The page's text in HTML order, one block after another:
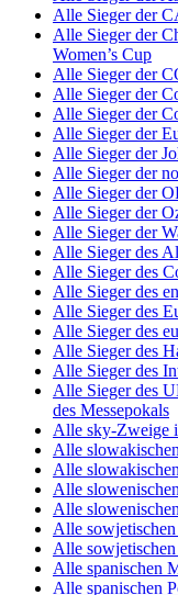
Alle Sieger der
Alle Sieger der
Women’s Cup
Alle Sieger der
Alle Sieger der
Alle Sieger der
Alle Sieger der
Alle Sieger der
Alle Sieger der
Alle Sieger der
Alle Sieger der
Alle Sieger der
Alle Sieger des
Alle Sieger des
Alle Sieger des
Alle Sieger des
Alle Sieger des
Alle Sieger des
Alle Sieger des
Alle Sieger des
des Messepokals
Alle sky-Zweige
Alle
Alle
Alle
Alle
Alle
Alle
Alle spanischen
Alle spanischen